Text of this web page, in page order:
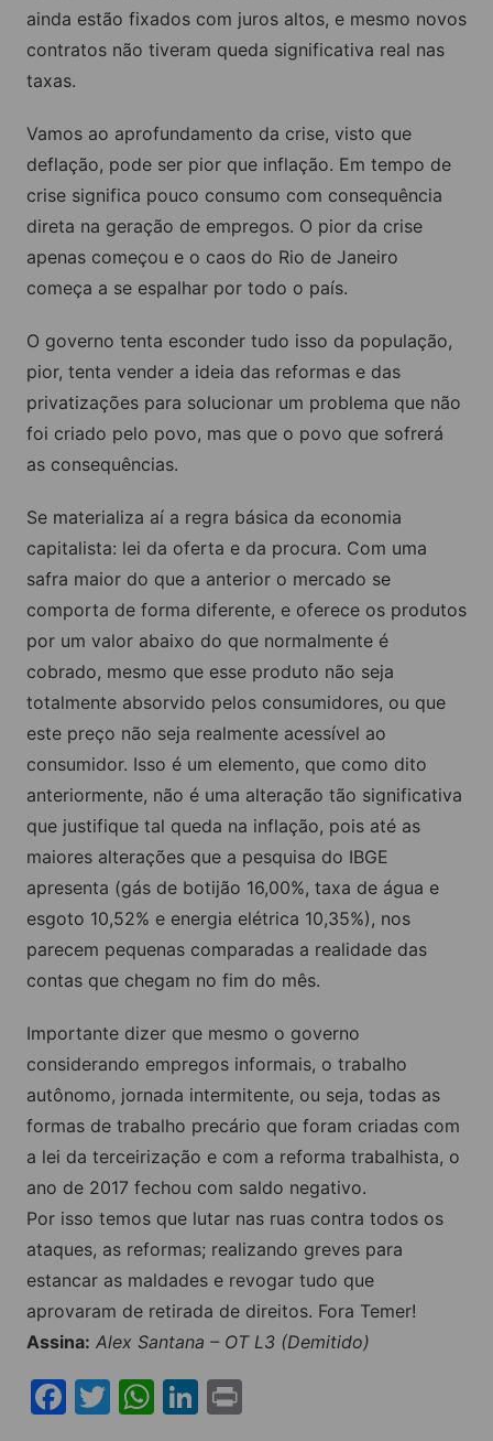
ainda estão fixados com juros altos, e mesmo novos
contratos não tiveram queda significativa real nas
taxas.
Vamos ao aprofundamento da crise, visto que
deflação, pode ser pior que inflação. Em tempo de
crise significa pouco consumo com consequência
direta na geração de empregos. O pior da crise
apenas começou e o caos do Rio de Janeiro
começa a se espalhar por todo o país.
O governo tenta esconder tudo isso da população,
pior, tenta vender a ideia das reformas e das
privatizações para solucionar um problema que não
foi criado pelo povo, mas que o povo que sofrerá
as consequências.
Se materializa aí a regra básica da economia
capitalista: lei da oferta e da procura. Com uma
safra maior do que a anterior o mercado se
comporta de forma diferente, e oferece os produtos
por um valor abaixo do que normalmente é
cobrado, mesmo que esse produto não seja
totalmente absorvido pelos consumidores, ou que
este preço não seja realmente acessível ao
consumidor. Isso é um elemento, que como dito
anteriormente, não é uma alteração tão significativa
que justifique tal queda na inflação, pois até as
maiores alterações que a pesquisa do IBGE
apresenta (gás de botijão 16,00%, taxa de água e
esgoto 10,52% e energia elétrica 10,35%), nos
parecem pequenas comparadas a realidade das
contas que chegam no fim do mês.
Importante dizer que mesmo o governo
considerando empregos informais, o trabalho
autônomo, jornada intermitente, ou seja, todas as
formas de trabalho precário que foram criadas com
a lei da terceirização e com a reforma trabalhista, o
ano de 2017 fechou com saldo negativo.
Por isso temos que lutar nas ruas contra todos os
ataques, as reformas; realizando greves para
estancar as maldades e revogar tudo que
aprovaram de retirada de direitos. Fora Temer!
Assina: Alex Santana – OT L3 (Demitido)
F T W Li